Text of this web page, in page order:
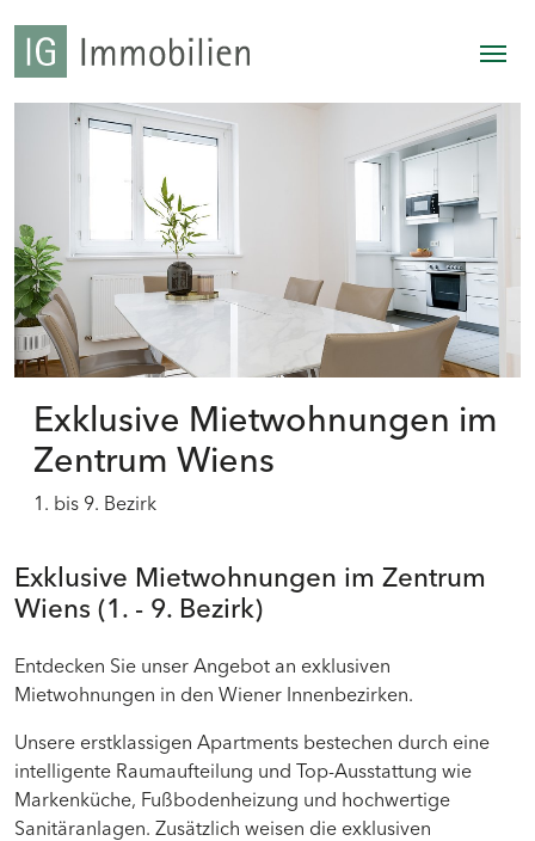
Exklusive Mietwohnungen im
Zentrum Wiens
1. bis 9. Bezirk
Exklusive Mietwohnungen im Zentrum
Wiens (1. - 9. Bezirk)
Entdecken Sie unser Angebot an exklusiven
Mietwohnungen in den Wiener Innenbezirken.
Unsere erstklassigen Apartments bestechen durch eine
intelligente Raumaufteilung und Top-Ausstattung wie
Markenküche, Fußbodenheizung und hochwertige
Sanitäranlagen. Zusätzlich weisen die exklusiven